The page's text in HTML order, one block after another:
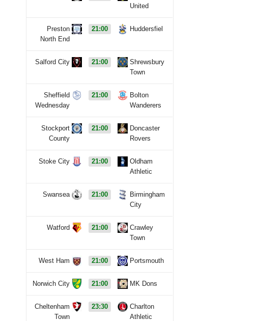
United
Preston
North End
21:00 Huddersfiel
Salford City 21:00
Shrewsbury
Town
Sheffield
Wednesday
21:00
Bolton
Wanderers
Stockport
County
21:00
Doncaster
Rovers
Stoke City 21:00
Oldham
Athletic
Swansea 21:00
Birmingham
City
Watford 21:00
Crawley
Town
West Ham 21:00 Portsmouth
Norwich City 21:00 MK Dons
Cheltenham
Town
23:30
Charlton
Athletic